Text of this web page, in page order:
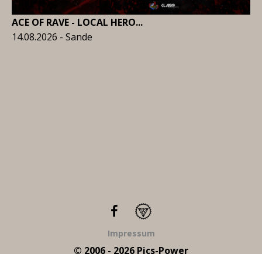
ACE OF RAVE - LOCAL HERO...
14.08.2026 - Sande
Impressum
© 2006 - 2026 Pics-Power